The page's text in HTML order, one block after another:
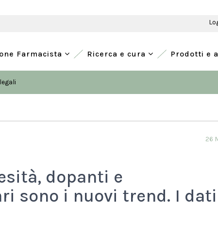
Farmacista Ricerca e cura Prodotti e
26
dopanti e
sono i nuovi trend. I